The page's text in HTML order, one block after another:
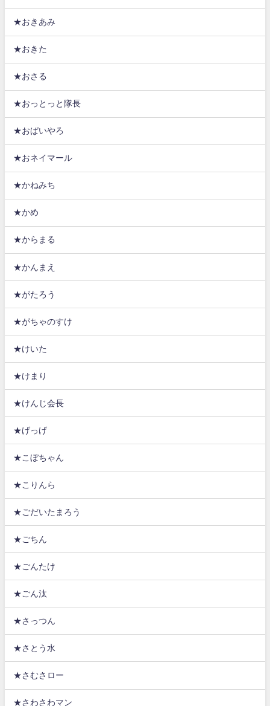
★おきあみ
★おきた
★おさる
★おっとっと隊長
★おぱいやろ
★おネイマール
★かねみち
★かめ
★からまる
★かんまえ
★がたろう
★がちゃのすけ
★けいた
★けまり
★けんじ会長
★げっげ
★こぼちゃん
★こりんら
★ごだいたまろう
★ごちん
★ごんたけ
★ごん汰
★さっつん
★さとう水
★さむさロー
★さわさわマン